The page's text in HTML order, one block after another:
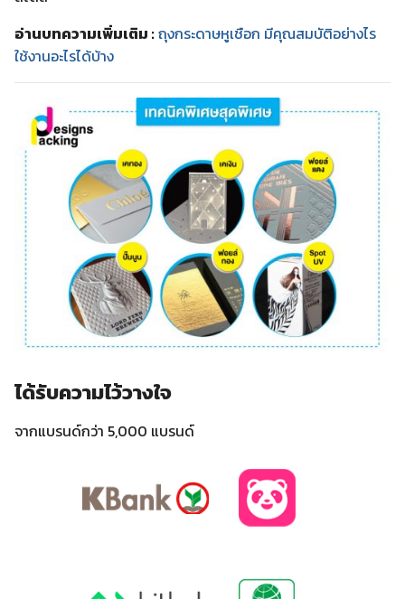
อ่านบทความเพิ่มเติม :ถุงกระดาษหูเชือก มีคุณสมบัติอย่างไร
ใช้งานอะไรได้บ้าง
ได้รับความไว้วางใจ
จากแบรนด์กว่า 5,000 แบรนด์